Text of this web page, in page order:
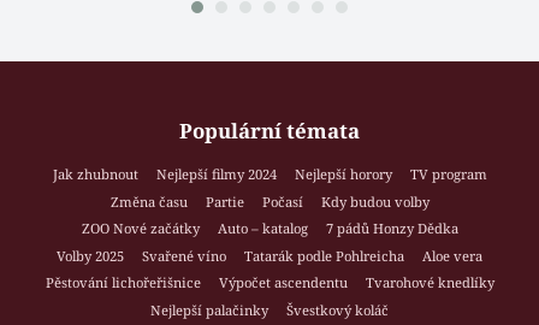
Populární témata
Jak zhubnout Nejlepší filmy 2024 Nejlepší horory
TV program
Změna času
Partie Počasí
Kdy budou volby
ZOO Nové začátky
Auto – katalog
7 pádů Honzy Dědka
Volby 2025
Svařené víno Tatarák podle Pohlreicha
Aloe vera
Pěstování lichořeřišnice
Výpočet ascendentu
Tvarohové knedlíky
Nejlepší palačinky
Švestkový koláč